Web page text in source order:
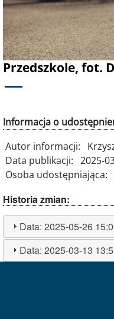
Przedszkole, fot.
Informacja o
Autor informacji:
Data publikacji: 2025-
Osoba udostępniająca:
Historia zmian:
Data:2025-05-26
Data:2025-03-13